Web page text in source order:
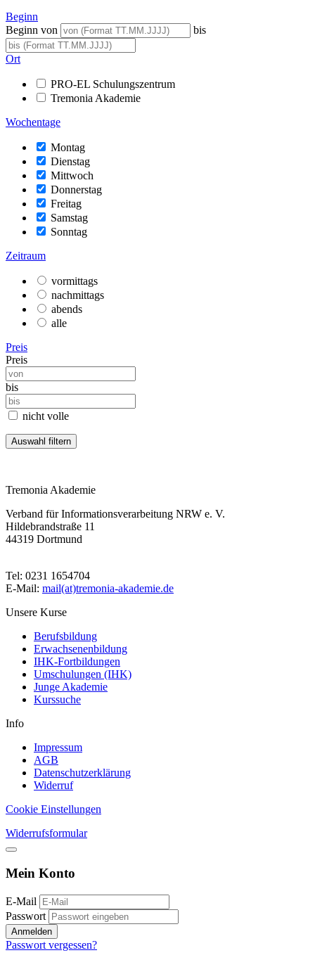
Beginn
Beginn von
bis
Ort
PRO-EL Schulungszentrum
Tremonia Akademie
Wochentage
Montag
Dienstag
Mittwoch
Donnerstag
Freitag
Samstag
Sonntag
Zeitraum
vormittags
nachmittags
abends
alle
Preis
Preis
bis
nicht volle
Tremonia Akademie
Verband für Informationsverarbeitung NRW e. V.
Hildebrandstraße 11
44319 Dortmund
Tel: 0231 1654704
E-Mail: mail(at)tremonia-akademie.de
Unsere Kurse
Berufsbildung
Erwachsenenbildung
IHK-Fortbildungen
Umschulungen (IHK)
Junge Akademie
Kurssuche
Info
Impressum
AGB
Datenschutzerklärung
Widerruf
Cookie Einstellungen
Widerrufsformular
Mein Konto
E-Mail
Passwort
Anmelden
Passwort vergessen?